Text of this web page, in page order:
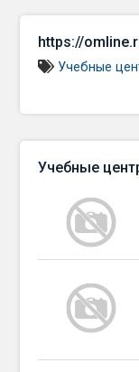
https://
Учебные
Учебные